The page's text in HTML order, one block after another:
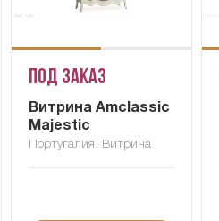
Под заказ
Витрина Amclassic
Majestic
Португалия , Витрина